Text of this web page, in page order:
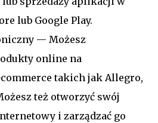
lub Google Play.
— Możesz
online na
takich jak Allegro,
też otworzyć swój
i zarządzać go